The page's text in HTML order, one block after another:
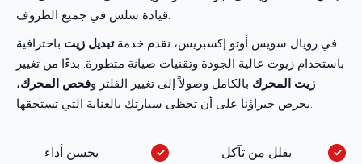
قيادة سلس في جميع الظروف.
في رويال سويس أوتو إكسبريس، نقدم خدمةتبديل زيت باحترافية
باستخدام زيوت عالية الجودة وتقنيات صيانة متطورة. بدءًا من تغيير
زيت المحرك بالكامل وصولاً إلى تغيير الفلتر وفحص المحرك،
يحرص خبراؤنا على أن تحظى سيارتك بالعناية التي تستحقها.
يحسن أداء
يقلل من تآكل